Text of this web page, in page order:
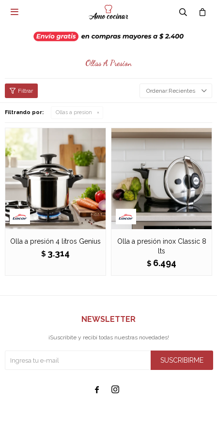

Ollas A Presion
Recientes
Filtrando por: Ollas a presion
Olla a presión 4 litros Genius
$ 3.314
Olla a presión inox Classic 8
lts
$ 6.494
NEWSLETTER
¡Suscribite y recibí todas nuestras novedades!
SUSCRIBIRME
 